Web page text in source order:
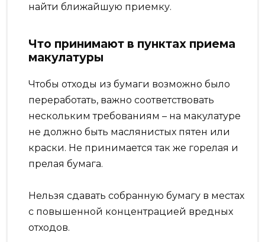
найти ближайшую приемку.
Что принимают в пунктах приема
макулатуры
Чтобы отходы из бумаги возможно было
переработать, важно соответствовать
нескольким требованиям – на макулатуре
не должно быть маслянистых пятен или
краски. Не принимается так же горелая и
прелая бумага.
Нельзя сдавать собранную бумагу в местах
с повышенной концентрацией вредных
отходов.